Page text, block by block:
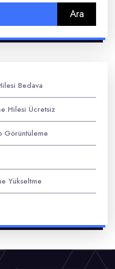
Bedava
Hilesi Ücretsiz
Görüntüleme
Yükseltme